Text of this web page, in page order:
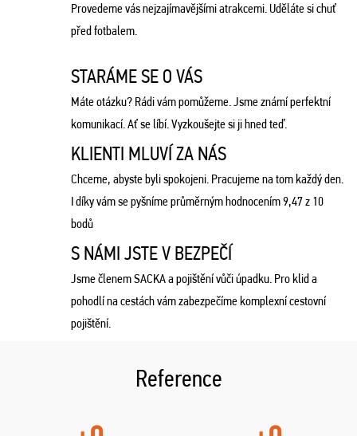
Provedeme vás nejzajímavějšími atrakcemi. Uděláte si chuť
před fotbalem.
STARÁME SE O VÁS
Máte otázku? Rádi vám pomůžeme. Jsme známí perfektní
komunikací. Ať se líbí. Vyzkoušejte si ji hned teď.
KLIENTI MLUVÍ ZA NÁS
Chceme, abyste byli spokojeni. Pracujeme na tom každý den.
I díky vám se pyšníme průměrným hodnocením 9,47 z 10
bodů
S NÁMI JSTE V BEZPEČÍ
Jsme členem SACKA a pojištění vůči úpadku. Pro klid a
pohodlí na cestách vám zabezpečíme komplexní cestovní
pojištění.
Reference